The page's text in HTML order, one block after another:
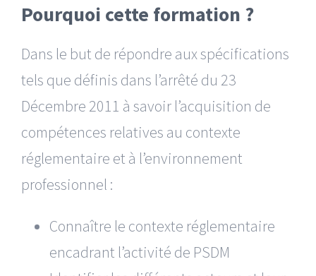
Pourquoi cette formation ?
Dans le but de répondre aux spécifications
tels que définis dans l’arrêté du 23
Décembre 2011 à savoir l’acquisition de
compétences relatives au contexte
réglementaire et à l’environnement
professionnel :
Connaître le contexte réglementaire
encadrant l’activité de PSDM